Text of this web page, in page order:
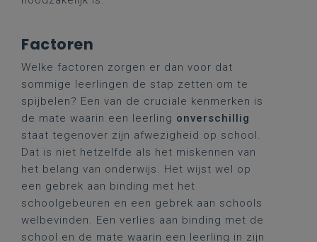
Factoren
Welke factoren zorgen er dan voor dat
sommige leerlingen de stap zetten om te
spijbelen? Een van de cruciale kenmerken is
de mate waarin een leerling onverschillig
staat tegenover zijn afwezigheid op school.
Dat is niet hetzelfde als het miskennen van
het belang van onderwijs. Het wijst wel op
een gebrek aan binding met het
schoolgebeuren en een gebrek aan schools
welbevinden. Een verlies aan binding met de
school en de mate waarin een leerling in zijn